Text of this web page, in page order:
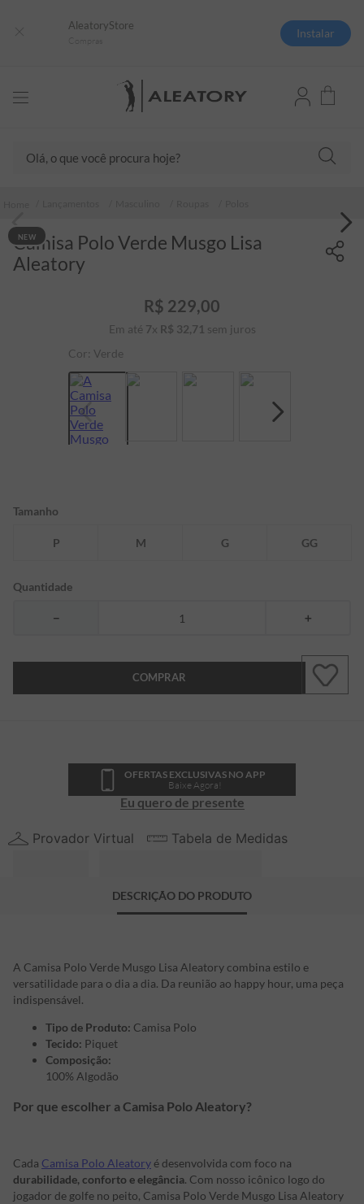
AleatoryStore
Instalar
NEW
Camisa Polo Verde Musgo Lisa
Aleatory
R$ 229,00
Em até 7x R$ 32,71 sem juros
Cor: Verde
Tamanho
P M G GG
Quantidade
＋
－
COMPRAR
OFERTAS EXCLUSIVAS NO APP
Baixe Agora!
Eu quero de presente
Provador Virtual Tabela de Medidas
DESCRIÇÃO DO PRODUTO
A Camisa Polo Verde Musgo Lisa Aleatory combina estilo e
versatilidade para o dia a dia. Da reunião ao happy hour, uma peça
indispensável.
Tipo de Produto: Camisa Polo
Tecido: Piquet
Composição:
100% Algodão
Por que escolher a Camisa Polo Aleatory?
Cada Camisa Polo Aleatory é desenvolvida com foco na
durabilidade, conforto e elegância. Com nosso icônico logo do
jogador de golfe no peito, Camisa Polo Verde Musgo Lisa Aleatory
2 º
camiseta listrada
4º
camiseta
5º
pima
7º
bermuda